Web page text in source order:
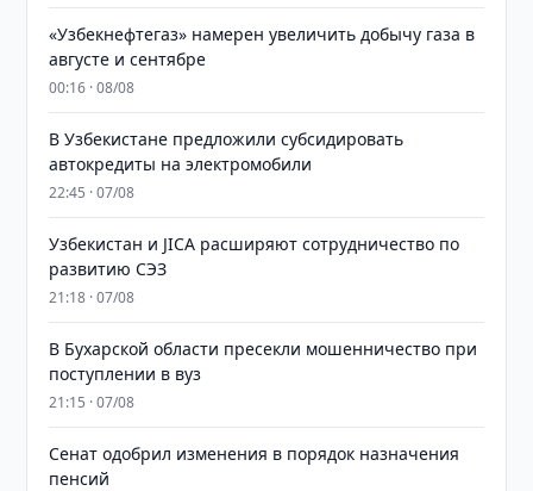
«Узбекнефтегаз» намерен увеличить добычу газа в
августе и сентябре
00:16 · 08/08
В Узбекистане предложили субсидировать
автокредиты на электромобили
22:45 · 07/08
Узбекистан и JICA расширяют сотрудничество по
развитию СЭЗ
21:18 · 07/08
В Бухарской области пресекли мошенничество при
поступлении в вуз
21:15 · 07/08
Сенат одобрил изменения в порядок назначения
пенсий